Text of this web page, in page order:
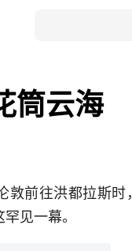
筒云海
前往洪都拉斯时，
见一幕。